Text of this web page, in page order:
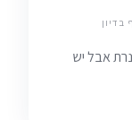
אבל יש